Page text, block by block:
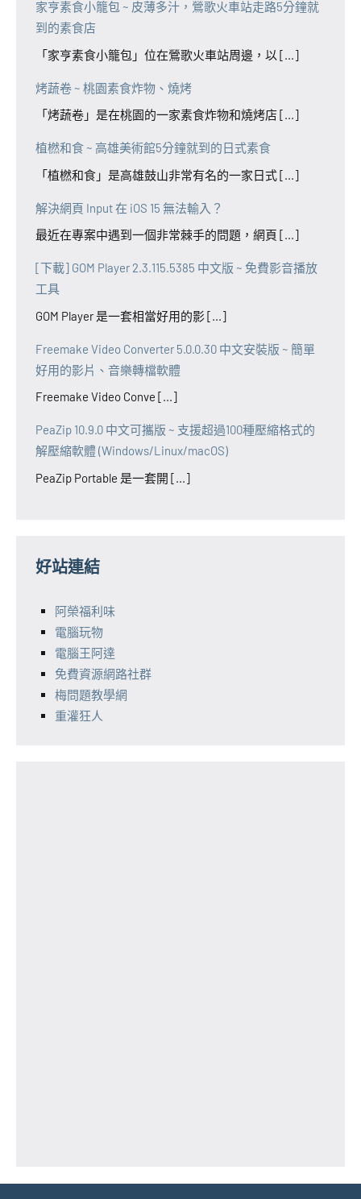
家亨素食小籠包 ~ 皮薄多汁，鶯歌火車站走路5分鐘就
到的素食店
「家亨素食小籠包」位在鶯歌火車站周邊，以 [...]
烤蔬卷 ~ 桃園素食炸物、燒烤
「烤蔬卷」是在桃園的一家素食炸物和燒烤店 [...]
植橪和食 ~ 高雄美術館5分鐘就到的日式素食
「植橪和食」是高雄鼓山非常有名的一家日式 [...]
解決網頁 Input 在 iOS 15 無法輸入？
最近在專案中遇到一個非常棘手的問題，網頁 [...]
[下載] GOM Player 2.3.115.5385 中文版 ~ 免費影音播放
工具
GOM Player 是一套相當好用的影 [...]
Freemake Video Converter 5.0.0.30 中文安裝版 ~ 簡單
好用的影片、音樂轉檔軟體
Freemake Video Conve [...]
PeaZip 10.9.0 中文可攜版 ~ 支援超過100種壓縮格式的
解壓縮軟體 (Windows/Linux/macOS)
PeaZip Portable 是一套開 [...]
好站連結
阿榮福利味
電腦玩物
電腦王阿達
免費資源網路社群
梅問題教學網
重灌狂人